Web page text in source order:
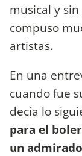
musical y
compuso
artistas.
En una
cuando fue
decía lo
para el
un